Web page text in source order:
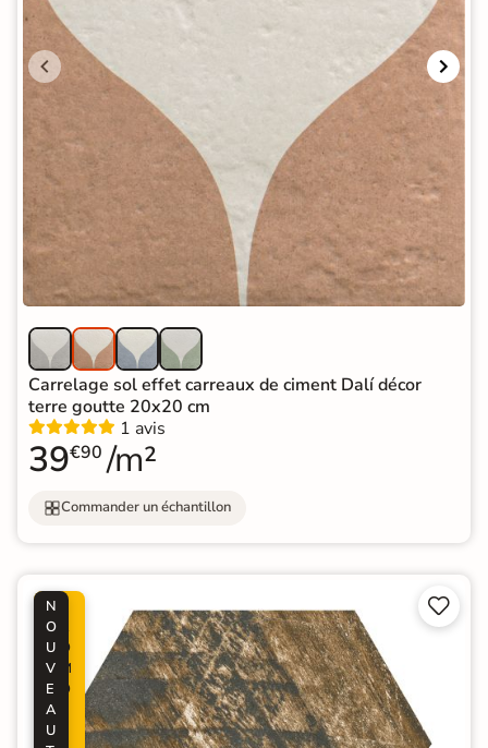
Carrelage sol effet carreaux de ciment Dalí décor
terre goutte 20x20 cm
1 avis
39€90 /m²
Commander un échantillon
R
O
M
O
N
O
U
V
E
A
U

